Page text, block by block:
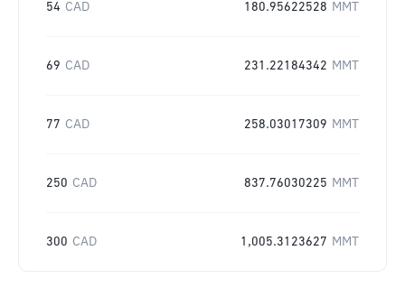
54 CAD 180.95622528 MMT
69 CAD 231.22184342 MMT
77 CAD 258.03017309 MMT
250 CAD 837.76030225 MMT
300 CAD 1,005.3123627 MMT